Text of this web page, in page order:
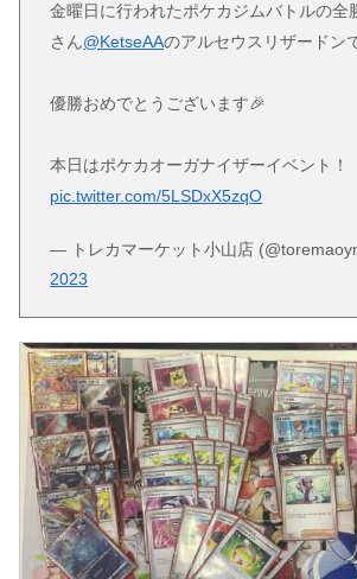
金曜日に行われたポケカジムバトルの全
さん@KetseAAのアルセウスリザードン
優勝おめでとうございます🎉
本日はポケカオーガナイザーイベント！
pic.twitter.com/5LSDxX5zqO
— トレカマーケット小山店
2023